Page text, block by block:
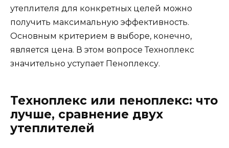
утеплителя для конкретных целей можно
получить максимальную эффективность.
Основным критерием в выборе, конечно,
является цена. В этом вопросе Техноплекс
значительно уступает Пеноплексу.
Техноплекс или пеноплекс: что
лучше, сравнение двух
утеплителей